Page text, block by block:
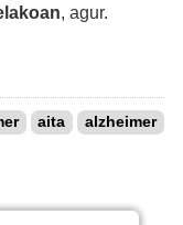
, agur.
aita alzheimer